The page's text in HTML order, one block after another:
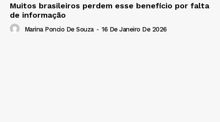
Muitos brasileiros perdem esse benefício por falta
de informação
Marina Poncio De Souza - 16 De Janeiro De 2026